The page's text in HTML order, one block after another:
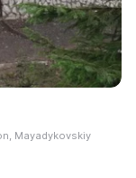
Mayadykovskiy